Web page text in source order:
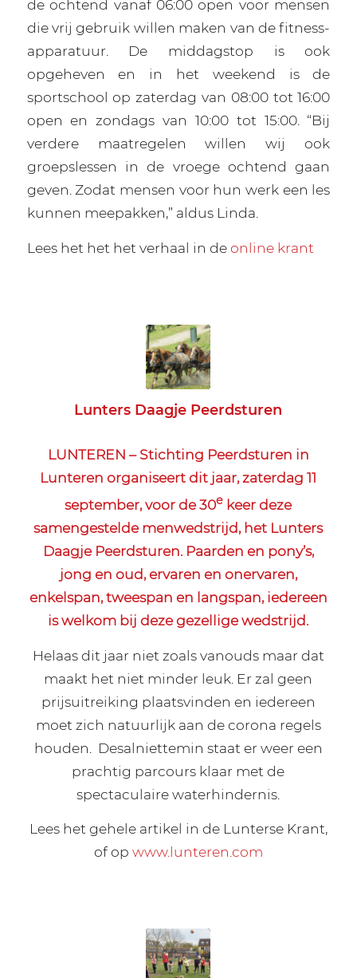
de ochtend vanaf 06:00 open voor mensen
die vrij gebruik willen maken van de fitness-
apparatuur. De middagstop is ook
opgeheven en in het weekend is de
sportschool op zaterdag van 08:00 tot 16:00
open en zondags van 10:00 tot 15:00. “Bij
verdere maatregelen willen wij ook
groepslessen in de vroege ochtend gaan
geven. Zodat mensen voor hun werk een les
kunnen meepakken,” aldus Linda.
Lees het het het verhaal in deonline krant
Lunters Daagje Peerdsturen
LUNTEREN – Stichting Peerdsturen in
Lunteren organiseert dit jaar, zaterdag 11
september, voor de 30e keer deze
samengestelde menwedstrijd, het Lunters
Daagje Peerdsturen. Paarden en pony’s,
jong en oud, ervaren en onervaren,
enkelspan, tweespan en langspan, iedereen
is welkom bij deze gezellige wedstrijd.
Helaas dit jaar niet zoals vanouds maar dat
maakt het niet minder leuk. Er zal geen
prijsuitreiking plaatsvinden en iedereen
moet zich natuurlijk aan de corona regels
houden. Desalniettemin staat er weer een
prachtig parcours klaar met de
spectaculaire waterhindernis.
Lees het gehele artikel in de Lunterse Krant,
of op www.lunteren.com